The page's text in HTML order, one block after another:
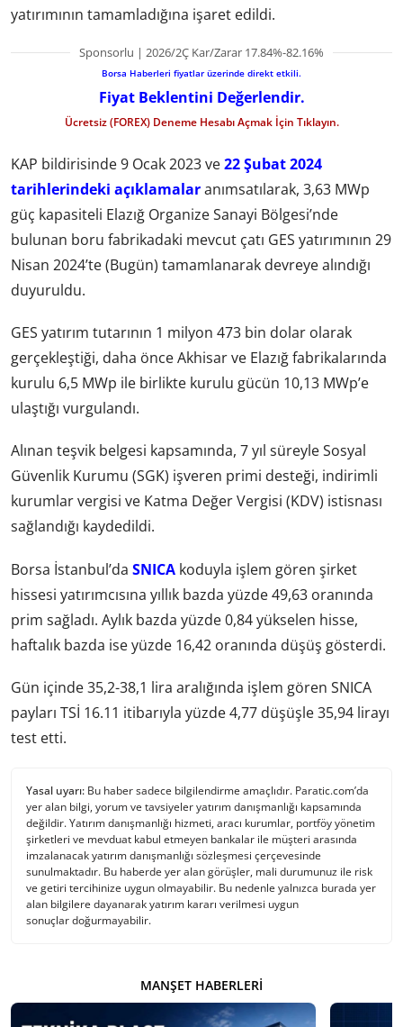
yatırımının tamamladığına işaret edildi.
Sponsorlu | 2026/2Ç Kar/Zarar 17.84%-82.16%
Borsa Haberleri fiyatlar üzerinde direkt etkili.
Fiyat Beklentini Değerlendir.
Ücretsiz (FOREX) Deneme Hesabı Açmak İçin Tıklayın.
KAP bildirisinde 9 Ocak 2023 ve22 Şubat 2024
tarihlerindeki açıklamalaranımsatılarak, 3,63 MWp
güç kapasiteli Elazığ Organize Sanayi Bölgesi’nde
bulunan boru fabrikadaki mevcut çatı GES yatırımının 29
Nisan 2024’te (Bugün) tamamlanarak devreye alındığı
duyuruldu.
GES yatırım tutarının 1 milyon 473 bin dolar olarak
gerçekleştiği, daha önce Akhisar ve Elazığ fabrikalarında
kurulu 6,5 MWp ile birlikte kurulu gücün 10,13 MWp’e
ulaştığı vurgulandı.
Alınan teşvik belgesi kapsamında, 7 yıl süreyle Sosyal
Güvenlik Kurumu (SGK) işveren primi desteği, indirimli
kurumlar vergisi ve Katma Değer Vergisi (KDV) istisnası
sağlandığı kaydedildi.
Borsa İstanbul’da SNICA koduyla işlem gören şirket
hissesi yatırımcısına yıllık bazda yüzde 49,63 oranında
prim sağladı. Aylık bazda yüzde 0,84 yükselen hisse,
haftalık bazda ise yüzde 16,42 oranında düşüş gösterdi.
Gün içinde 35,2-38,1 lira aralığında işlem gören SNICA
payları TSİ 16.11 itibarıyla yüzde 4,77 düşüşle 35,94 lirayı
test etti.
Yasal uyarı: Bu haber sadece bilgilendirme amaçlıdır. Paratic.com’da
yer alan bilgi, yorum ve tavsiyeler yatırım danışmanlığı kapsamında
değildir. Yatırım danışmanlığı hizmeti, aracı kurumlar, portföy yönetim
şirketleri ve mevduat kabul etmeyen bankalar ile müşteri arasında
imzalanacak yatırım danışmanlığı sözleşmesi çerçevesinde
sunulmaktadır. Bu haberde yer alan görüşler, mali durumunuz ile risk
ve getiri tercihinize uygun olmayabilir. Bu nedenle yalnızca burada yer
alan bilgilere dayanarak yatırım kararı verilmesi uygun
sonuçlar doğurmayabilir.
MANŞET HABERLERI